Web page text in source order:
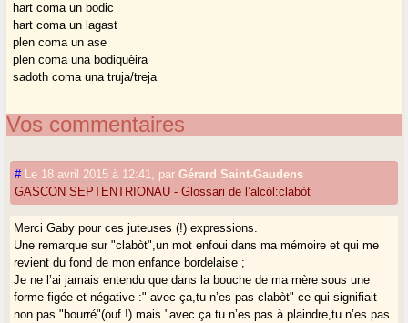
hart coma un bodic
hart coma un lagast
plen coma un ase
plen coma una bodiquèira
sadoth coma una truja/treja
Vos commentaires
# Le 18 avril 2015 à 12:41 parGérard Saint-Gaudens
GASCON SEPTENTRIONAU - Glossari de l’alcòl:clabòt
Merci Gaby pour ces juteuses (!) expressions.
Une remarque sur "clabòt",un mot enfoui dans ma mémoire et qui me
revient du fond de mon enfance bordelaise ;
Je ne l’ai jamais entendu que dans la bouche de ma mère sous une
forme figée et négative :" avec ça,tu n’es pas clabòt" ce qui signifiait
non pas "bourré"(ouf !) mais "avec ça tu n’es pas à plaindre,tu n’es pas